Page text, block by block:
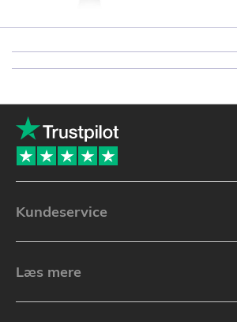
Kundeservice
Læs mere